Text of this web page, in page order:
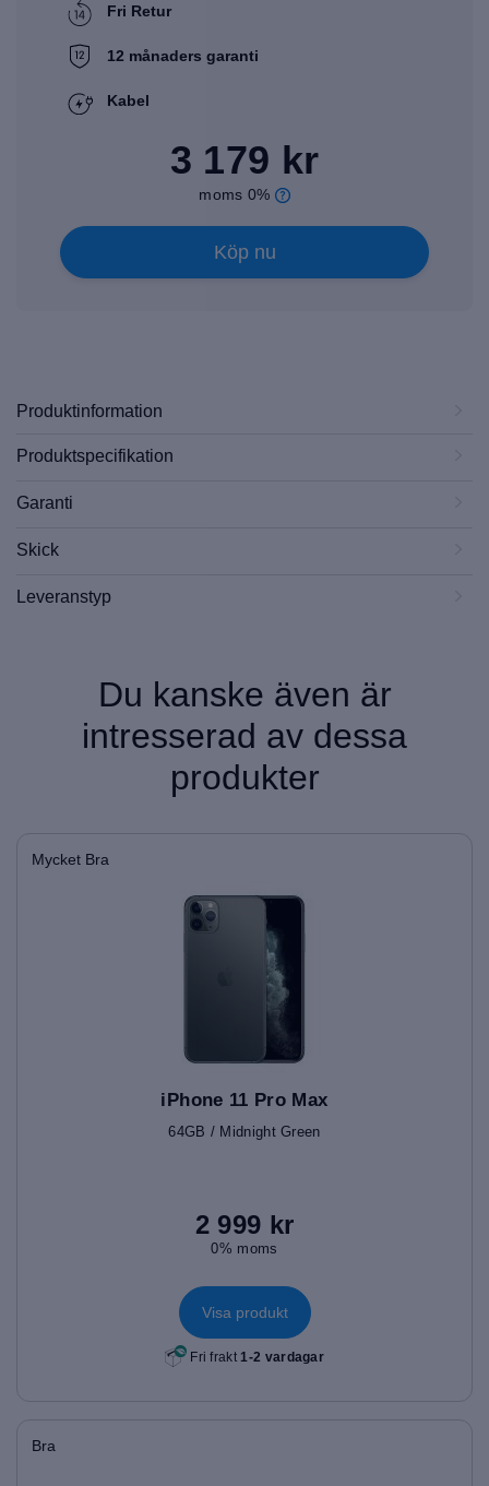
Fri Retur
12 månaders garanti
Kabel
3 179 kr
moms 0%
Köp nu
Produktinformation
Produktspecifikation
Garanti
Skick
Leveranstyp
Du kanske även är
intresserad av dessa
produkter
Mycket Bra
iPhone 11 Pro Max
64GB / Midnight Green
2 999 kr
0% moms
Visa produkt
Fri frakt1-2 vardagar
Bra